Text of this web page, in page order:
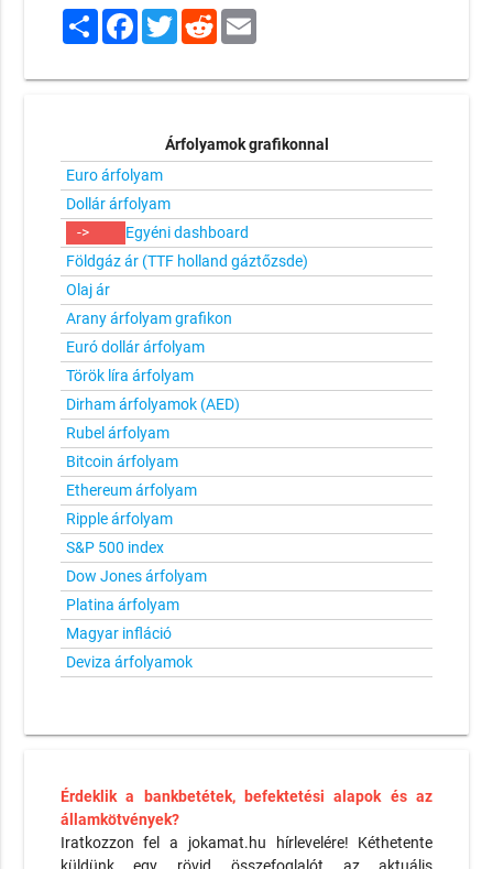
ShareFacebook
TwitterRedditEmail
Árfolyamok grafikonnal
Euro árfolyam
Dollár árfolyam
->
Egyéni dashboard
Földgáz ár (TTF holland gáztőzsde)
Olaj ár
Arany árfolyam grafikon
Euró dollár árfolyam
Török líra árfolyam
Dirham árfolyamok (AED)
Rubel árfolyam
Bitcoin árfolyam
Ethereum árfolyam
Ripple árfolyam
S&P 500 index
Dow Jones árfolyam
Platina árfolyam
Magyar infláció
Deviza árfolyamok
Érdeklik a bankbetétek, befektetési alapok és az
államkötvények?
Iratkozzon fel a jokamat.hu hírlevelére! Kéthetente